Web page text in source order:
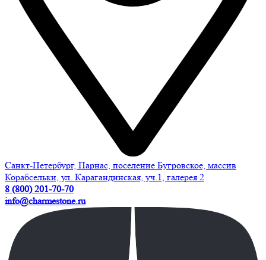
Санкт-Петербург, Парнас, поселение Бугровское, массив
Корабсельки, ул. Карагандинская, уч.1, галерея 2
8 (800) 201-70-70
info@charmestone.ru